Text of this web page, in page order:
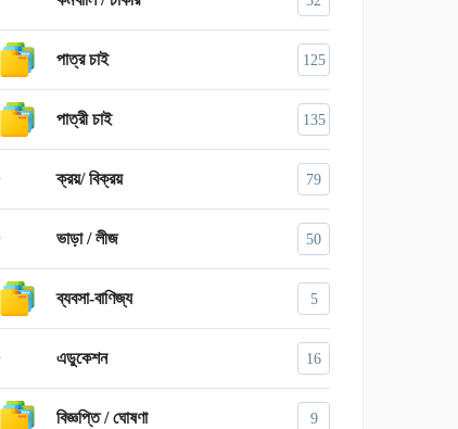
পাত্র চাই 125
পাত্রী চাই 135
ক্রয়/ বিক্রয় 79
ভাড়া / লীজ 50
ব্যবসা-বাণিজ্য 5
এডুকেশন 16
বিজ্ঞপ্তি / ঘোষণা 9